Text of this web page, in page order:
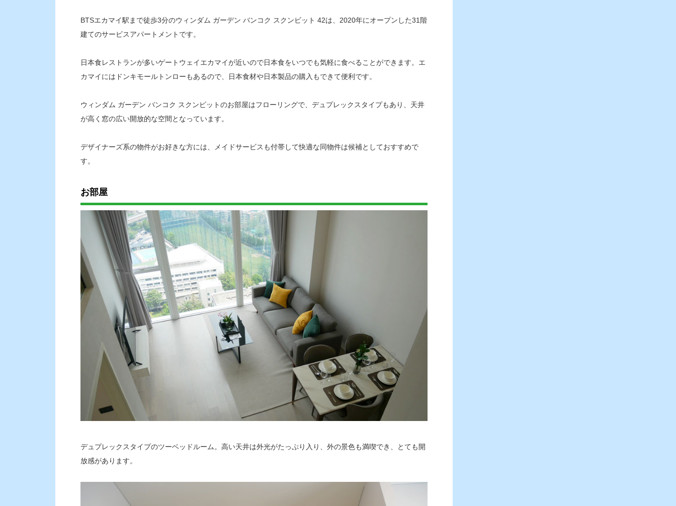
BTSエカマイ駅まで徒歩3分のウィンダム ガーデン バンコク スクンビット 42は、2020年にオープンした31階
建てのサービスアパートメントです。
日本食レストランが多いゲートウェイエカマイが近いので日本食をいつでも気軽に食べることができます。エ
カマイにはドンキモールトンローもあるので、日本食材や日本製品の購入もできて便利です。
ウィンダム ガーデン バンコク スクンビットのお部屋はフローリングで、デュプレックスタイプもあり、天井
が高く窓の広い開放的な空間となっています。
デザイナーズ系の物件がお好きな方には、メイドサービスも付帯して快適な同物件は候補としておすすめで
す。
お部屋
デュプレックスタイプのツーベッドルーム。高い天井は外光がたっぷり入り、外の景色も満喫でき、とても開
放感があります。